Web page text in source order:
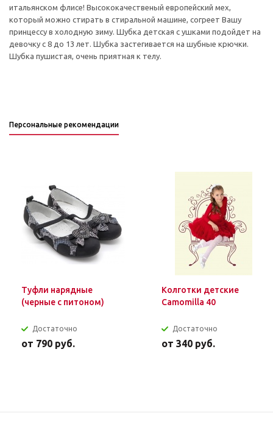
итальянском флисе! Высококачественый европейский мех,
который можно стирать в стиральной машине, согреет Вашу
принцессу в холодную зиму. Шубка детская с ушками подойдет на
девочку с 8 до 13 лет. Шубка застегивается на шубные крючки.
Шубка пушистая, очень приятная к телу.
Персональные рекомендации
Туфли нарядные
(черные с питоном)
Достаточно
от 790 руб.
Колготки детские
Camomilla 40
Достаточно
от 340 руб.